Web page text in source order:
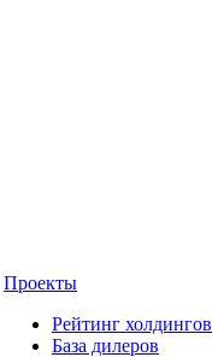
Проекты
Рейтинг холдингов
База дилеров